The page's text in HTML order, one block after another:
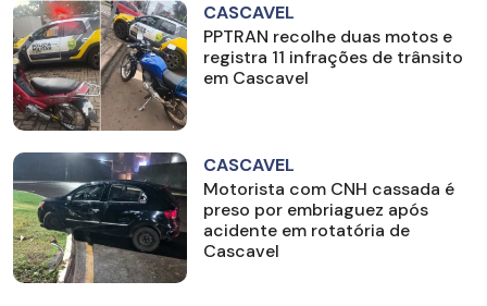
CASCAVEL
PPTRAN recolhe duas motos e
registra 11 infrações de trânsito
em Cascavel
CASCAVEL
Motorista com CNH cassada é
preso por embriaguez após
acidente em rotatória de
Cascavel